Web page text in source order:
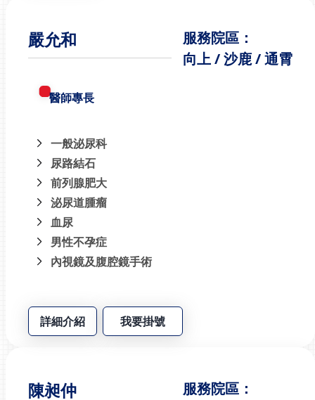
嚴允和
服務院區：
向上 / 沙鹿 / 通霄
醫師專長
一般泌尿科
尿路結石
前列腺肥大
泌尿道腫瘤
血尿
男性不孕症
內視鏡及腹腔鏡手術
詳細介紹 我要掛號
陳昶仲
服務院區：